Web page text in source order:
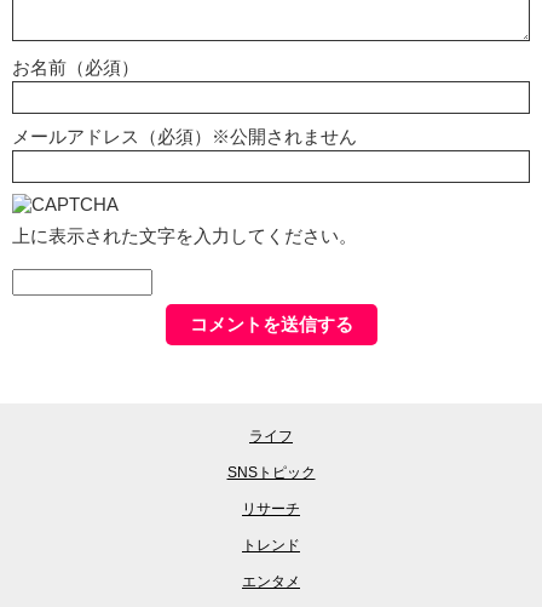
お名前（必須）
メールアドレス（必須）※公開されません
上に表示された文字を入力してください。
ライフ
SNSトピック
リサーチ
トレンド
エンタメ